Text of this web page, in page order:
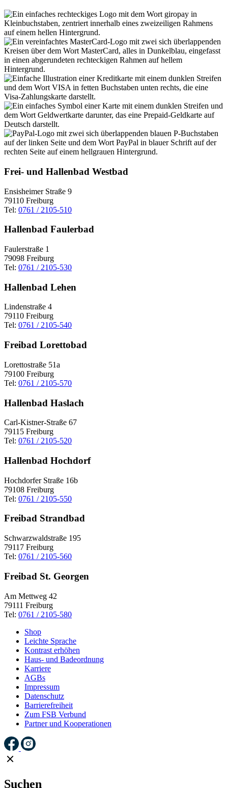
Frei- und Hallenbad Westbad
Ensisheimer Straße 9
79110 Freiburg
Tel: 0761 / 2105-510
Hallenbad Faulerbad
Faulerstraße 1
79098 Freiburg
Tel: 0761 / 2105-530
Hallenbad Lehen
Lindenstraße 4
79110 Freiburg
Tel: 0761 / 2105-540
Freibad Lorettobad
Lorettostraße 51a
79100 Freiburg
Tel: 0761 / 2105-570
Hallenbad Haslach
Carl-Kistner-Straße 67
79115 Freiburg
Tel: 0761 / 2105-520
Hallenbad Hochdorf
Hochdorfer Straße 16b
79108 Freiburg
Tel: 0761 / 2105-550
Freibad Strandbad
Schwarzwaldstraße 195
79117 Freiburg
Tel: 0761 / 2105-560
Freibad St. Georgen
Am Mettweg 42
79111 Freiburg
Tel: 0761 / 2105-580
Shop
Leichte Sprache
Kontrast erhöhen
Haus- und Badeordnung
Karriere
AGBs
Impressum
Datenschutz
Barrierefreiheit
Zum FSB Verbund
Partner und Kooperationen
Suchen